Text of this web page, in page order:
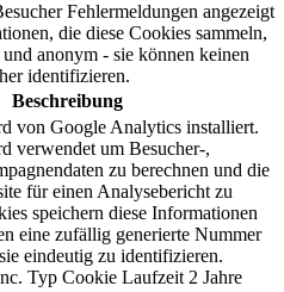
Fehlermeldungen angezeigt
die diese Cookies sammeln,
anonym - sie können keinen
identifizieren.
Beschreibung
von Google Analytics installiert.
verwendet um Besucher-,
zu berechnen und die
für einen Analysebericht zu
speichern diese Informationen
eine zufällig generierte Nummer
eindeutig zu identifizieren.
Typ Cookie Laufzeit 2 Jahre